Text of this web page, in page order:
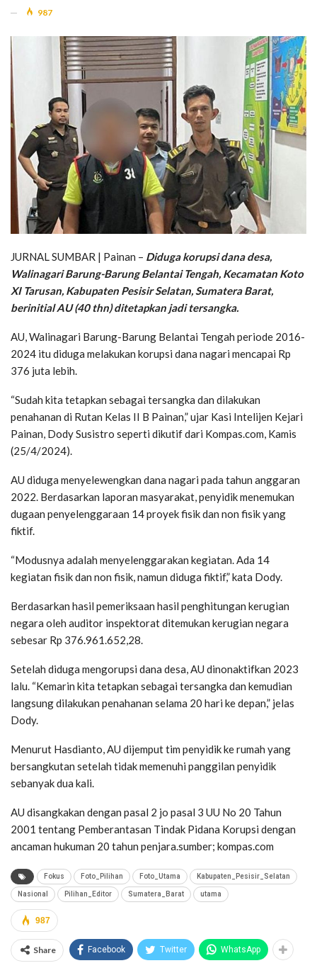
987
JURNAL SUMBAR | Painan – Diduga korupsi dana desa,
Walinagari Barung-Barung Belantai Tengah, Kecamatan Koto
XI Tarusan, Kabupaten Pesisir Selatan, Sumatera Barat,
berinitial AU (40 thn) ditetapkan jadi tersangka.
AU, Walinagari Barung-Barung Belantai Tengah periode 2016-
2024 itu diduga melakukan korupsi dana nagari mencapai Rp
376 juta lebih.
“Sudah kita tetapkan sebagai tersangka dan dilakukan
penahanan di Rutan Kelas II B Painan,” ujar Kasi Intelijen Kejari
Painan, Dody Susistro seperti dikutif dari Kompas.com, Kamis
(25/4/2024).
AU diduga menyelewengkan dana nagari pada tahun anggaran
2022. Berdasarkan laporan masyarakat, penyidik menemukan
dugaan penyelenggaraan 14 proyek fisik dan non fisik yang
fiktif.
“Modusnya adalah menyelenggarakan kegiatan. Ada 14
kegiatan fisik dan non fisik, namun diduga fiktif,” kata Dody.
Berdasarkan hasil pemeriksaan hasil penghitungan kerugian
negara oleh auditor inspektorat ditemukan kerugian negara
sebesar Rp 376.961.652,28.
Setelah diduga mengorupsi dana desa, AU dinonaktifkan 2023
lalu. “Kemarin kita tetapkan sebagai tersangka dan kemudian
langsung dilakukan penahanan selama 20 hari ke depan,” jelas
Dody.
Menurut Hasdianto, AU dijemput tim penyidik ke rumah yang
bersangkutan setelah tidak memenuhi panggilan penyidik
sebanyak dua kali.
AU disangkakan dengan pasal 2 jo pasal 3 UU No 20 Tahun
2001 tentang Pemberantasan Tindak Pidana Korupsi dengan
ancaman hukuman 20 tahun penjara.sumber; kompas.com
Fokus Foto_Pilihan Foto_Utama Kabupaten_Pesisir_Selatan
Nasional Pilihan_Editor Sumatera_Barat utama
987
Share Facebook Twitter WhatsApp